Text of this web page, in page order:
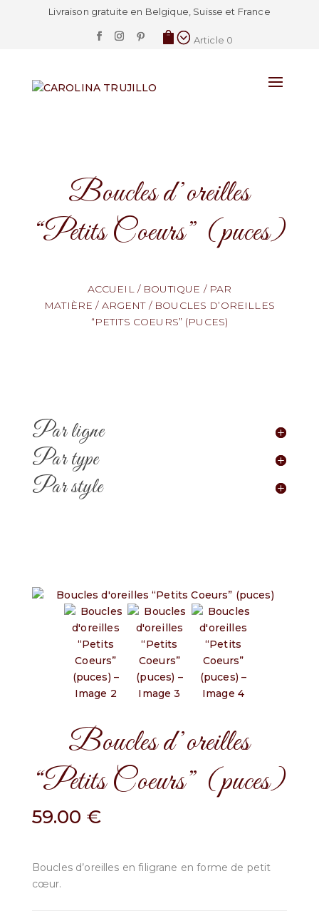
Livraison gratuite en Belgique, Suisse et France
Article 0
Boucles d’oreilles
“Petits Coeurs” (puces)
ACCUEIL/ BOUTIQUE / PAR
MATIÈRE / ARGENT/ BOUCLES D’OREILLES
“PETITS COEURS” (PUCES)
Par ligne
Par type
Par style
Boucles d’oreilles
“Petits Coeurs” (puces)
59.00 €
Boucles d’oreilles en filigrane en forme de petit
cœur.